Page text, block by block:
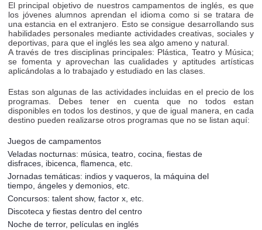
El principal objetivo de nuestros campamentos de inglés, es que
los jóvenes alumnos aprendan el idioma como si se tratara de
una estancia en el extranjero. Esto se consigue desarrollando sus
habilidades personales mediante actividades creativas, sociales y
deportivas, para que el inglés les sea algo ameno y natural.
A través de tres disciplinas principales: Plástica, Teatro y Música;
se fomenta y aprovechan las cualidades y aptitudes artísticas
aplicándolas a lo trabajado y estudiado en las clases.
Estas son algunas de las actividades incluidas en el precio de los
programas. Debes tener en cuenta que no todos estan
disponibles en todos los destinos, y que de igual manera, en cada
destino pueden realizarse otros programas que no se listan aquí:
Juegos de campamentos
Veladas nocturnas: música, teatro, cocina, fiestas de
disfraces, ibicenca, flamenca, etc.
Jornadas temáticas: indios y vaqueros, la máquina del
tiempo, ángeles y demonios, etc.
Concursos: talent show, factor x, etc.
Discoteca y fiestas dentro del centro
Noche de terror, películas en inglés